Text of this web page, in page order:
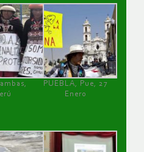
PUEBLA, Pue, 27
Enero